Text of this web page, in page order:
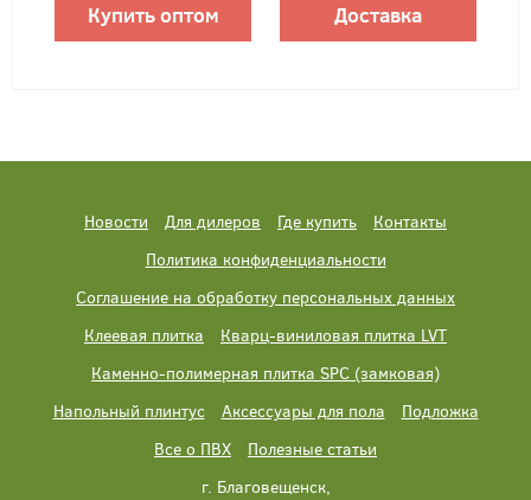
Купить оптом Доставка
Новости Для дилеров Где купить
Контакты
Политика конфиденциальности
Соглашение на обработку персональных данных
Клеевая плитка
Кварц-виниловая плитка LVT
Каменно-полимерная плитка SPC (замковая)
Напольный плинтус
Аксессуары для пола
Подложка
Все о ПВХ
Полезные статьи
г. Благовещенск,